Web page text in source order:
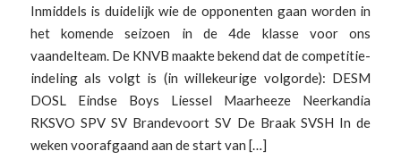
Inmiddels is duidelijk wie de opponenten gaan worden in
het komende seizoen in de 4de klasse voor ons
vaandelteam. De KNVB maakte bekend dat de competitie-
indeling als volgt is (in willekeurige volgorde): DESM
DOSL Eindse Boys Liessel Maarheeze Neerkandia
RKSVO SPV SV Brandevoort SV De Braak SVSH In de
weken voorafgaand aan de start van […]